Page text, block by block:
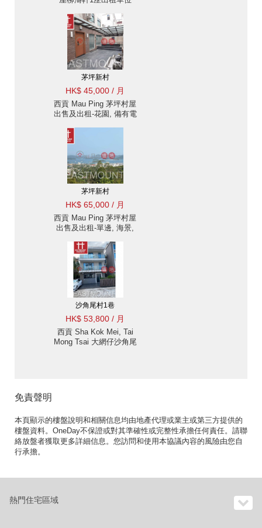
茅坪新村
HK$ 45,000 / 月
西貢 Mau Ping 茅坪村屋
出售及出租-花園, 備有電
茅坪新村
HK$ 65,000 / 月
西貢 Mau Ping 茅坪村屋
出售及出租-單邊, 海景,
沙角尾村1巷
HK$ 53,800 / 月
西貢 Sha Kok Mei, Tai
Mong Tsai 大網仔沙角尾
免責聲明
本頁顯示的樓盤說明和相關信息均由地產代理或業主或第三方提供的
樓盤資料。OneDay不保證或對其準確性或完整性承擔任何責任。請聯
絡放盤者獲取更多詳細信息。您訪問和使用本協議內容的風險由您自
行承擔。
熱門住宅區域